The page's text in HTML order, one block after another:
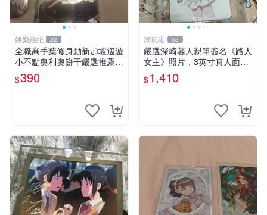
娛樂經紀 22
全職高手葉修身動新加坡巡遊
小不點奧利奧餅干嚴選推薦
吧唧小吃 巡游零食 臺灣嚴選
$390
潮玩港 52
嚴選深崎暮人親筆簽名《路人
女主》照片，3英寸真人面簽
收藏級別 路人女主 深崎暮人
照片
$1,410